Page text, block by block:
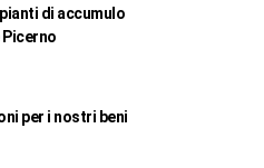
di accumulo
Picerno
per i nostri beni